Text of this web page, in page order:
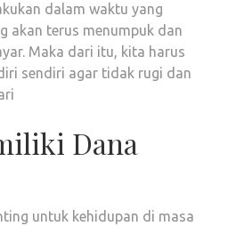
dalam waktu yang
akan terus menumpuk dan
Maka dari itu, kita harus
sendiri agar tidak rugi dan
Dana
untuk kehidupan di masa